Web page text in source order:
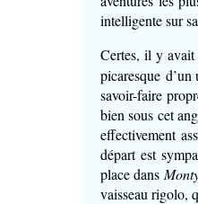
intelligente sur
Certes, il y avait
picaresque d’un
savoir-faire
bien sous cet
effectivement
départ est
place dans
vaisseau rigolo,